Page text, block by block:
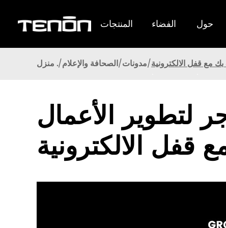
المنتجات الفضاء
.
حول
.
منزل . الصحافة والإعلام مدونات مع قفل الالكترونية
لتطوير الأعمال
قفل الالكترونية